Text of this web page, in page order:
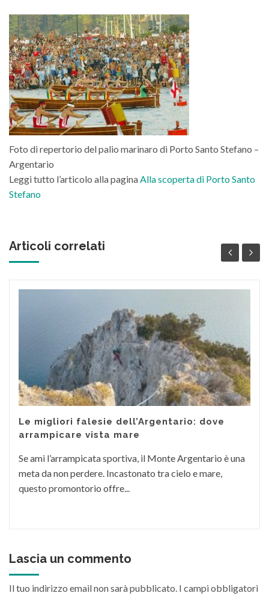
Foto di repertorio del palio marinaro di Porto Santo Stefano –
Argentario
Leggi tutto l’articolo alla pagina Alla scoperta di Porto Santo
Stefano
Articoli correlati
Le migliori falesie dell’Argentario: dove
arrampicare vista mare
Se ami l’arrampicata sportiva, il Monte Argentario è una
meta da non perdere. Incastonato tra cielo e mare,
questo promontorio offre...
Lascia un commento
Il tuo indirizzo email non sarà pubblicato. I campi obbligatori